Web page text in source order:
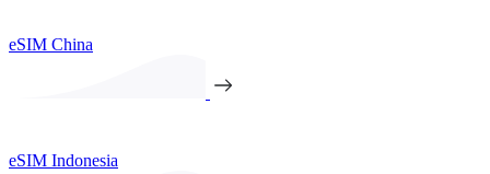
eSIM China
eSIM Indonesia